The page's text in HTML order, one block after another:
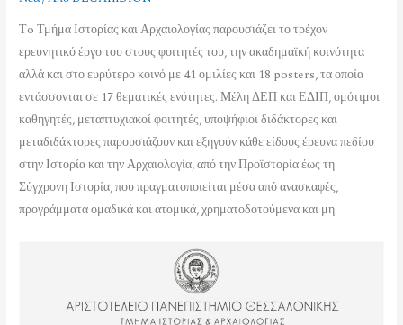
Τo Τμήμα Ιστορίας και Αρχαιολογίας παρουσιάζει το τρέχον
ερευνητικό έργο του στους φοιτητές του, την ακαδημαϊκή κοινότητα
αλλά και στο ευρύτερο κοινό με 41 ομιλίες και 18 posters, τα οποία
εντάσσονται σε 17 θεματικές ενότητες. Μέλη ΔΕΠ και ΕΔΙΠ, ομότιμοι
καθηγητές, μεταπτυχιακοί φοιτητές, υποψήφιοι διδάκτορες και
μεταδιδάκτορες παρουσιάζουν και εξηγούν κάθε είδους έρευνα πεδίου
στην Ιστορία και την Αρχαιολογία, από την Προϊστορία έως τη
Σύγχρονη Ιστορία, που πραγματοποιείται μέσα από ανασκαφές,
προγράμματα ομαδικά και ατομικά, χρηματοδοτούμενα και μη.